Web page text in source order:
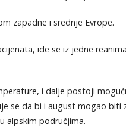
zapadne i srednje Evrope.
ide se iz jedne
i dalje postoji
se da bi i august mogao biti
alpskim područjima.